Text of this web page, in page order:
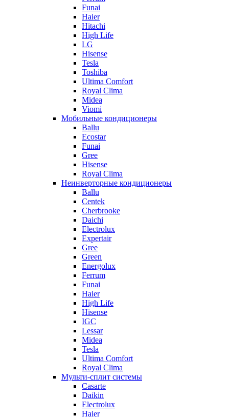
Funai
Haier
Hitachi
High Life
LG
Hisense
Tesla
Toshiba
Ultima Comfort
Royal Clima
Midea
Viomi
Мобильные кондиционеры
Ballu
Ecostar
Funai
Gree
Hisense
Royal Clima
Неинверторные кондиционеры
Ballu
Centek
Cherbrooke
Daichi
Electrolux
Expertair
Gree
Green
Energolux
Ferrum
Funai
Haier
High Life
Hisense
IGC
Lessar
Midea
Tesla
Ultima Comfort
Royal Clima
Мульти-сплит системы
Casarte
Daikin
Electrolux
Haier